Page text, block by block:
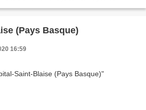
(Pays Basque)
16:59